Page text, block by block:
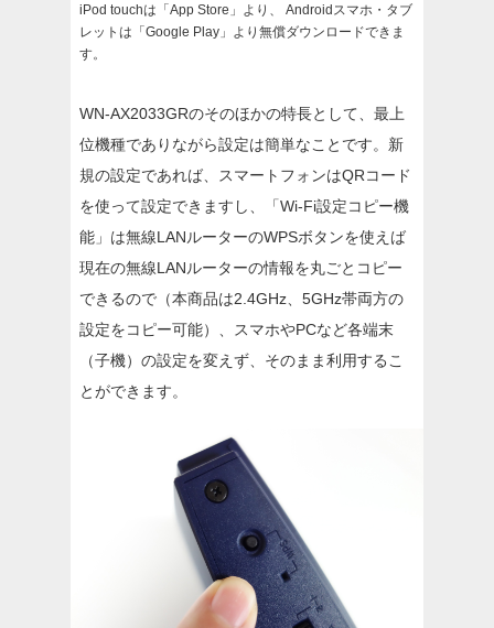
iPod touchは「App Store」より、
Androidスマホ・タブ
レットは「Google Play」より無償ダウンロードできま
す。
WN-AX2033GRのそのほかの特長として、最上
位機種でありながら設定は簡単なことです。新
規の設定であれば、スマートフォンはQRコード
を使って設定できますし、「Wi-Fi設定コピー機
能」は無線LANルーターのWPSボタンを使えば
現在の無線LANルーターの情報を丸ごとコピー
できるので（本商品は2.4GHz、5GHz帯両方の
設定をコピー可能）、スマホやPCなど各端末
（子機）の設定を変えず、そのまま利用するこ
とができます。